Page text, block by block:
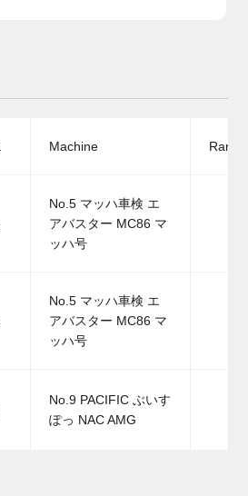
Machine
No.5 マッハ車検 エ
アバスター MC86 マ
ッハ号
No.5 マッハ車検 エ
アバスター MC86 マ
ッハ号
No.9 PACIFIC ぶいす
ぽっ NAC AMG